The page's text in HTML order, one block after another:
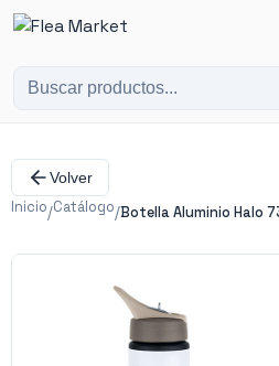
Volver
Inicio/Catálogo/Botella Aluminio Halo